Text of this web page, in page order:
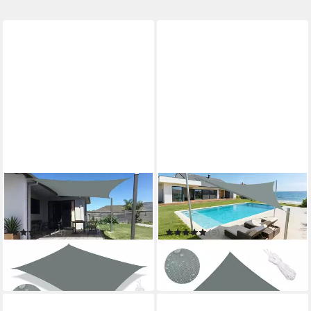
CKEYIN PRO
Sonnensegel
Wasserdicht,Rechteckig,Sonnenschutz,Reißfest,95%
UV Schutz(4)
UVP55,99 €
-54%
in 2-3 Werktagen bei dir
CKEYIN PRO
Sonnensegel
UV Schutz(9)
-67%
in 2-3 Werktagen bei dir